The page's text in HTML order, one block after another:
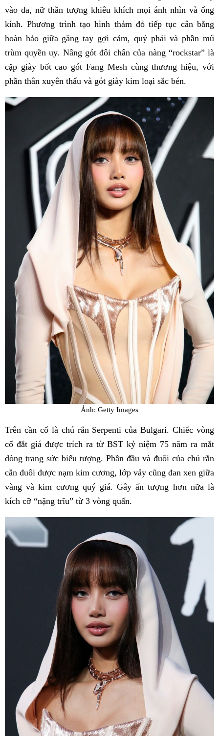
vào da, nữ thần tượng khiêu khích mọi ánh nhìn và ống
kính. Phương trình tạo hình thảm đỏ tiếp tục cân bằng
hoàn hảo giữa găng tay gợi cảm, quý phái và phần mũ
trùm quyền uy. Nâng gót đôi chân của nàng “rockstar” là
cặp giày bốt cao gót Fang Mesh cùng thương hiệu, với
phần thân xuyên thấu và gót giày kim loại sắc bén.
Ảnh: Getty Images
Trên cần cổ là chú rắn Serpenti của Bulgari. Chiếc vòng
cổ đắt giá được trích ra từ BST kỷ niệm 75 năm ra mắt
dòng trang sức biểu tượng. Phần đầu và đuôi của chú rắn
cắn đuôi được nạm kim cương, lớp vảy cũng đan xen giữa
vàng và kim cương quý giá. Gây ấn tượng hơn nữa là
kích cỡ “nặng trĩu” từ 3 vòng quấn.